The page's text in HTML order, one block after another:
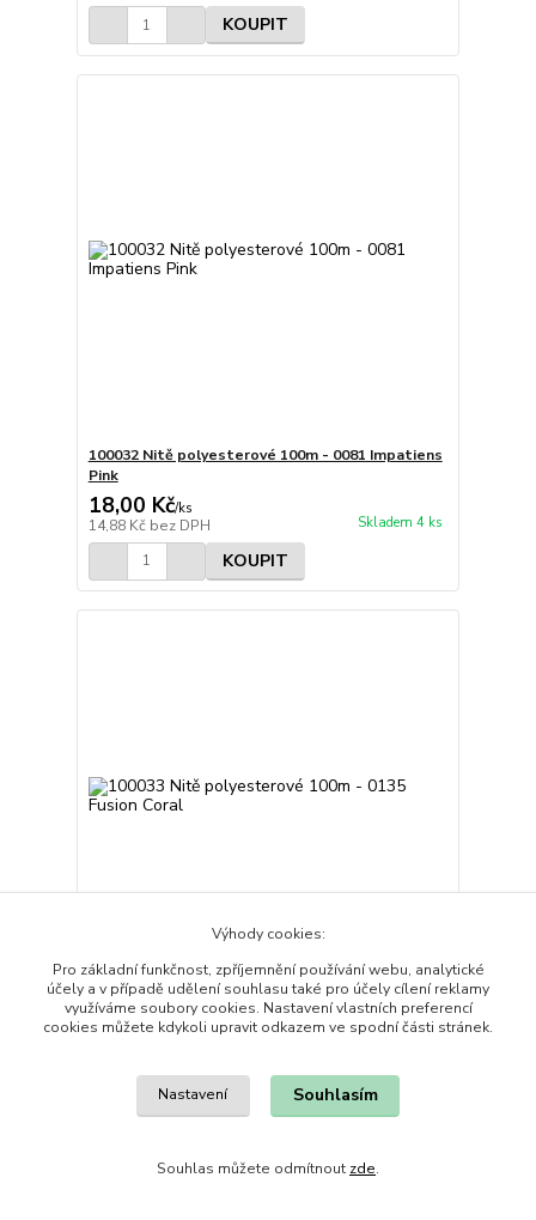
KOUPIT
100032 Nitě polyesterové 100m - 0081 Impatiens
Pink
18,00 Kč/ks
14,88 Kč bez DPH Skladem 4 ks
KOUPIT
100033 Nitě polyesterové 100m - 0135 Fusion
Coral
18,00 Kč
KOUPIT
Výhody cookies:
Pro základní funkčnost, zpříjemnění používání webu, analytické
účely a v případě udělení souhlasu také pro účely cílení reklamy
využíváme soubory cookies. Nastavení vlastních preferencí
cookies můžete kdykoli upravit odkazem ve spodní části stránek.
Nastavení Souhlasím
Souhlas můžete odmítnout zde.